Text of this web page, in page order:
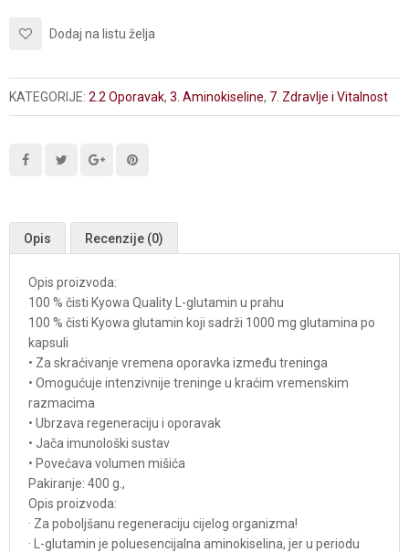
Dodaj na listu želja
KATEGORIJE: 2.2 Oporavak, 3. Aminokiseline, 7. Zdravlje i Vitalnost
Opis Recenzije (0)
Opis proizvoda:
100 % čisti Kyowa Quality L-glutamin u prahu
100 % čisti Kyowa glutamin koji sadrži 1000 mg glutamina po
kapsuli
• Za skraćivanje vremena oporavka između treninga
• Omogućuje intenzivnije treninge u kraćim vremenskim
razmacima
• Ubrzava regeneraciju i oporavak
• Jača imunološki sustav
• Povećava volumen mišića
Pakiranje: 400 g.,
Opis proizvoda:
· Za poboljšanu regeneraciju cijelog organizma!
· L-glutamin je poluesencijalna aminokiselina, jer u periodu